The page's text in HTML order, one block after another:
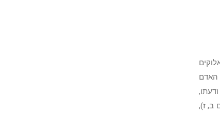
האדם
ב, ז),